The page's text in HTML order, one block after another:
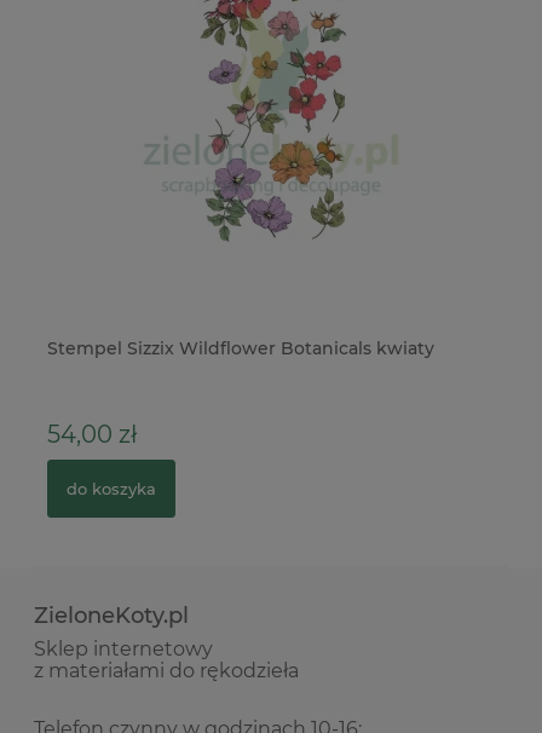
Stempel Sizzix Wildflower Botanicals kwiaty
54,00 zł
do koszyka
ZieloneKoty.pl
Sklep internetowy
z materiałami do rękodzieła